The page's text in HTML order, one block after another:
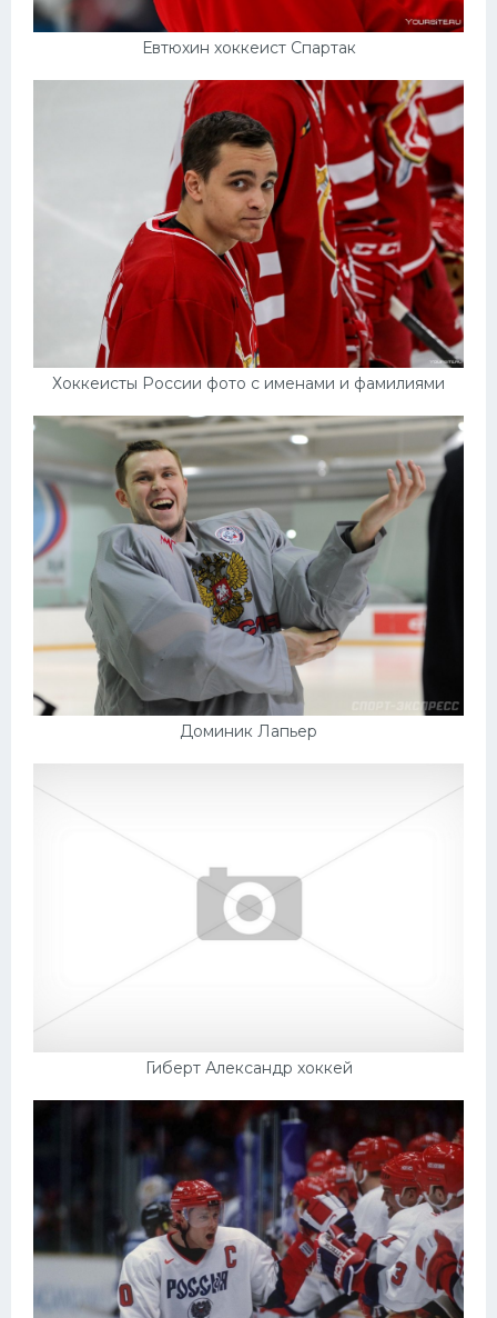
Евтюхин хоккеист Спартак
Хоккеисты России фото с именами и фамилиями
Доминик Лапьер
Гиберт Александр хоккей